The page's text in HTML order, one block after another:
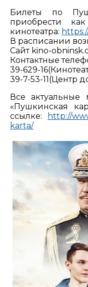
Билеты по
приобрести
кинотеатра:
В расписании
Сайт kino-
Контактные
39-629-
39-7-53-11(Центр
Все актуальные
«Пушкинская
ссылке:
http://
karta/